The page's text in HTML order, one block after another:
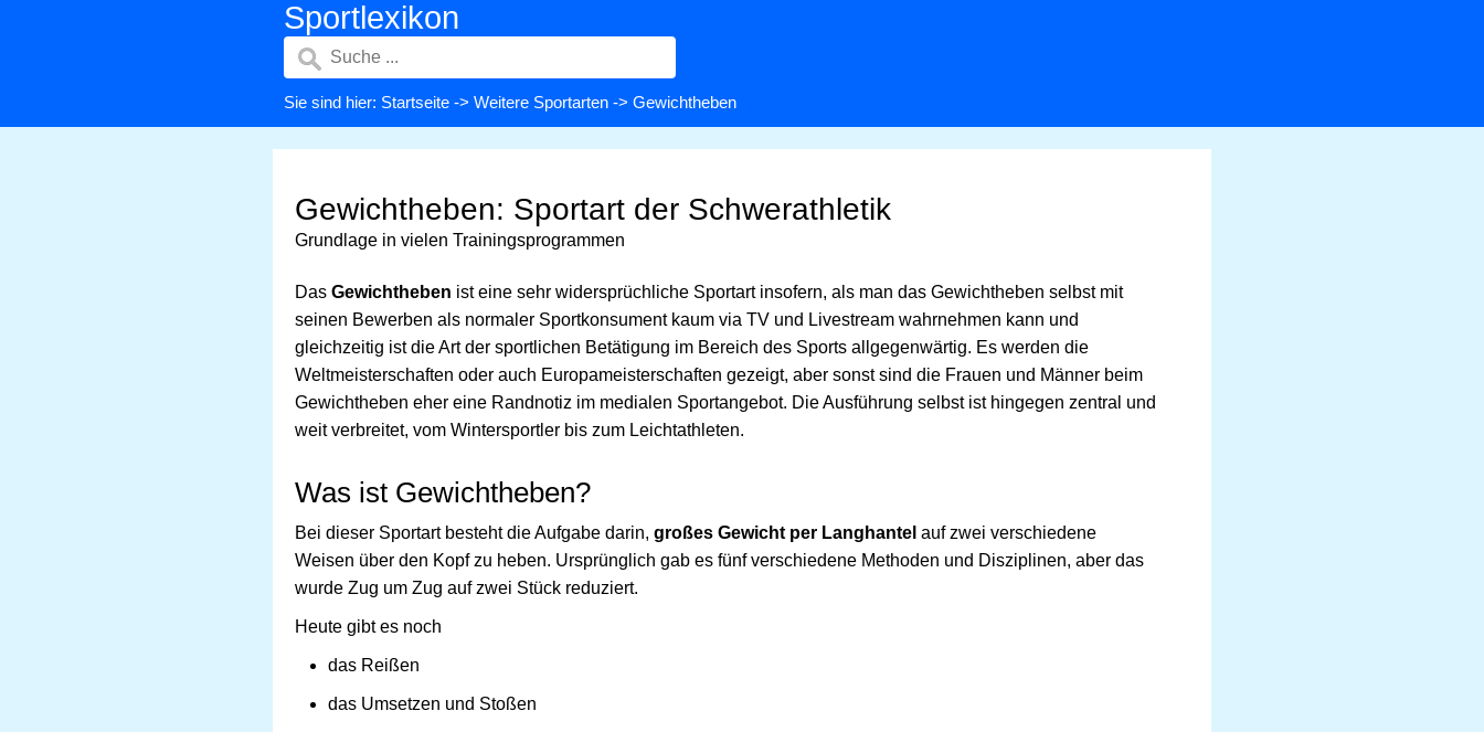
Sportlexikon
Sie sind hier: Startseite -> Weitere Sportarten -> Gewichtheben
Gewichtheben: Sportart der Schwerathletik
Grundlage in vielen Trainingsprogrammen
Das Gewichtheben ist eine sehr widersprüchliche Sportart insofern, als man das Gewichtheben selbst mit
seinen Bewerben als normaler Sportkonsument kaum via TV und Livestream wahrnehmen kann und
gleichzeitig ist die Art der sportlichen Betätigung im Bereich des Sports allgegenwärtig. Es werden die
Weltmeisterschaften oder auch Europameisterschaften gezeigt, aber sonst sind die Frauen und Männer beim
Gewichtheben eher eine Randnotiz im medialen Sportangebot. Die Ausführung selbst ist hingegen zentral und
weit verbreitet, vom Wintersportler bis zum Leichtathleten.
Was ist Gewichtheben?
Bei dieser Sportart besteht die Aufgabe darin, großes Gewicht per Langhantel auf zwei verschiedene
Weisen über den Kopf zu heben. Ursprünglich gab es fünf verschiedene Methoden und Disziplinen, aber das
wurde Zug um Zug auf zwei Stück reduziert.
Heute gibt es noch
das Reißen
das Umsetzen und Stoßen